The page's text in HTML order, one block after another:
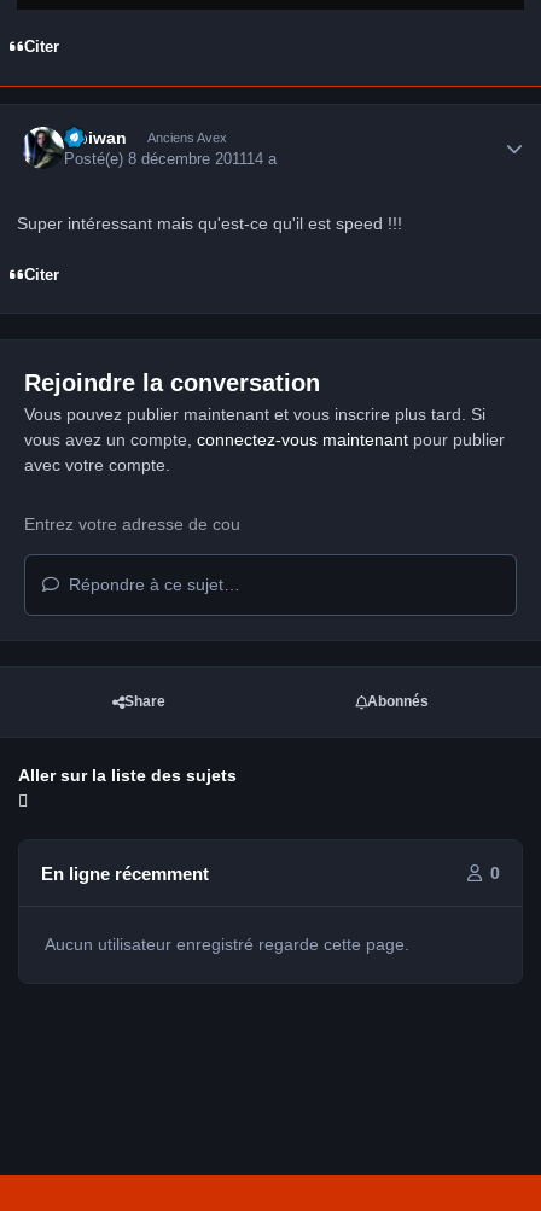
Citer
Obiwan Anciens Avex
Posté(e)8 décembre 201114 a
Super intéressant mais qu'est-ce qu'il est speed !!!
Citer
Rejoindre la conversation
Vous pouvez publier maintenant et vous inscrire plus tard. Si
vous avez un compte, connectez-vous maintenantpour publier
avec votre compte.
Répondre à ce sujet…
Share Abonnés
Aller sur la liste des sujets
En ligne récemment 0
Aucun utilisateur enregistré regarde cette page.